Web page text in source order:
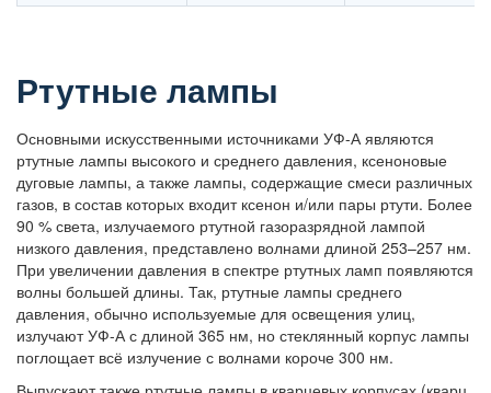
Ртутные лампы
Основными искусственными источниками УФ-А являются
ртутные лампы высокого и среднего давления, ксеноновые
дуговые лампы, а также лампы, содержащие смеси различных
газов, в состав которых входит ксенон и/или пары ртути. Более
90 % света, излучаемого ртутной газоразрядной лампой
низкого давления, представлено волнами длиной 253–257 нм.
При увеличении давления в спектре ртутных ламп появляются
волны большей длины. Так, ртутные лампы среднего
давления, обычно используемые для освещения улиц,
излучают УФ-А с длиной 365 нм, но стеклянный корпус лампы
поглощает всё излучение с волнами короче 300 нм.